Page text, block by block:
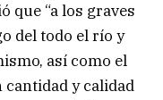
que “a los graves
del todo el río y
así como el
cantidad y calidad